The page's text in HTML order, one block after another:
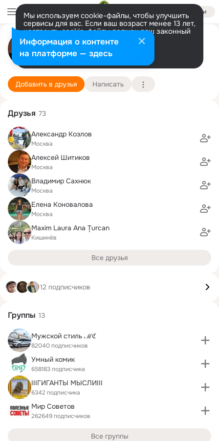
Войти
Мы используем cookie-файлы, чтобы улучшить
сервисы для вас. Если ваш возраст менее 13 лет,
настроить cookie-файлы должен ваш законный
представитель. Больше информации
Разрешить все Настроить
Максим *Соболев*
Москва
7 августа (42 года)
22 экономико-технологический колледж
Подробнее
Добавить в друзья Написать
Друзья 73
Александр Козлов
Москва
Алексей Шитиков
Москва
Владимир Сахнюк
Москва
Елена Коновалова
Москва
Maxim Laura Ana Țurcan
Кишинёв
Все друзья
12 подписчиков
Группы 13
Мужской стиль ℳℭ
82040 подписчиков
Умный комик
658183 подписчика
IIIГИГАНТЫ МЫСЛИIII
6342 подписчика
Мир Советов
262649 подписчиков
Все группы
Информация о контенте
на платформе — здесь